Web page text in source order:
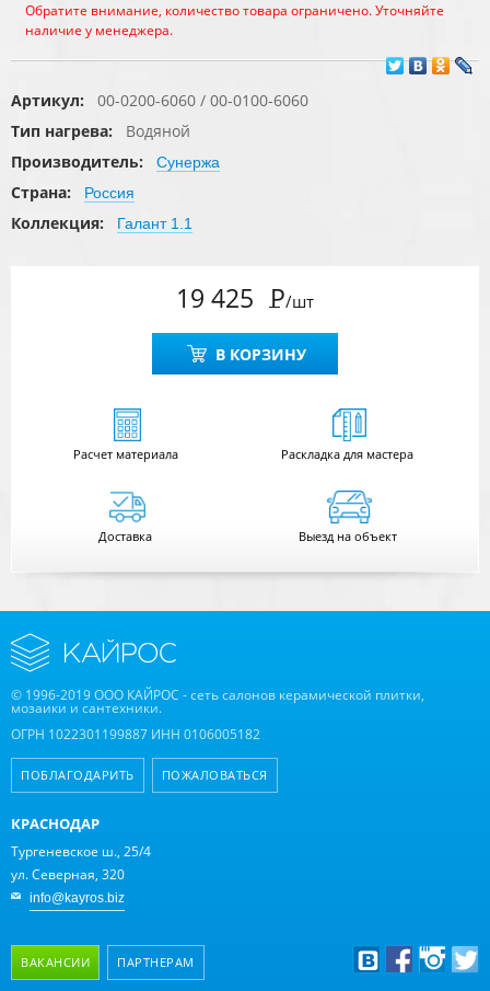
Обратите внимание, количество товара ограничено. Уточняйте
наличие у менеджера.
Артикул:
00-0200-6060 / 00-0100-6060
Тип нагрева:
Водяной
Производитель:
Сунержа
Страна: Россия
Коллекция: Галант 1.1
19 425 Р/шт
В КОРЗИНУ
Расчетматериала Раскладка для мастера
Доставка Выезд на объект
© 1996-2019 ООО КАЙРОС - сеть салонов керамической плитки,
мозаики и сантехники.
ОГРН 1022301199887 ИНН 0106005182
ПОБЛАГОДАРИТЬ ПОЖАЛОВАТЬСЯ
КРАСНОДАР
Тургеневское ш., 25/4
ул. Северная, 320
info@kayros.biz
ВАКАНСИИ ПАРТНЕРАМ